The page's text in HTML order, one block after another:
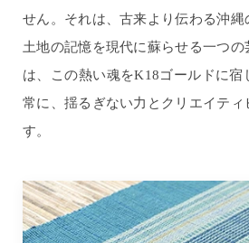
せん。それは、古来より伝わる沖縄
土地の記憶を現代に蘇らせる一つの
は、この熱い魂をK18ゴールドに宿
常に、揺るぎない力とクリエイティ
す。